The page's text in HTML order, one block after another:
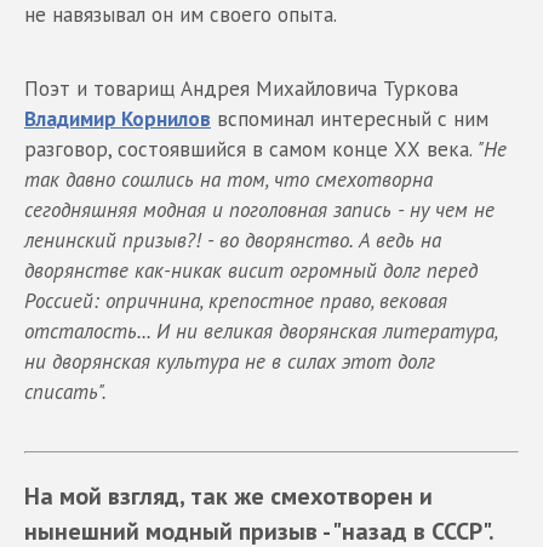
не навязывал он им своего опыта.
Поэт и товарищ Андрея Михайловича Туркова
Владимир Корнилов вспоминал интересный с ним
разговор, состоявшийся в самом конце ХХ века. "Не
так давно сошлись на том, что смехотворна
сегодняшняя модная и поголовная запись - ну чем не
ленинский призыв?! - во дворянство. А ведь на
дворянстве как-никак висит огромный долг перед
Россией: опричнина, крепостное право, вековая
отсталость... И ни великая дворянская литература,
ни дворянская культура не в силах этот долг
списать".
На мой взгляд, так же смехотворен и
нынешний модный призыв - "назад в СССР".